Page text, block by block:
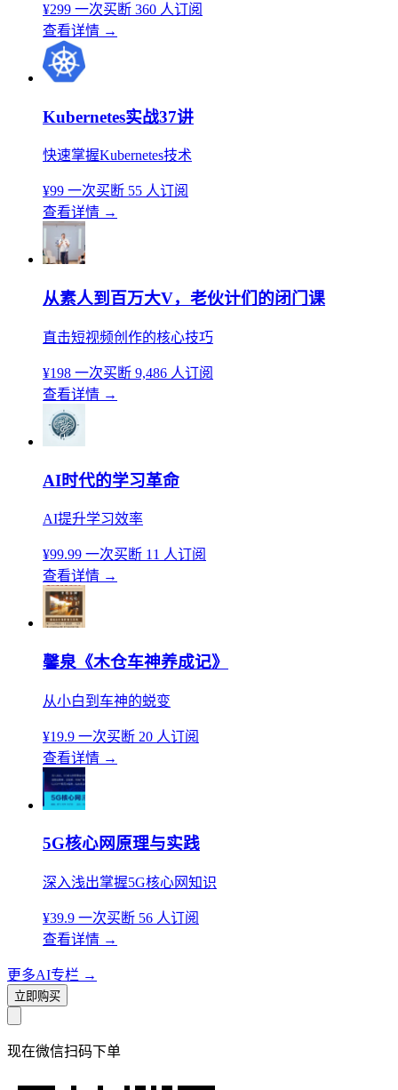
¥299 一次买断 360 人订阅
查看详情 →
Kubernetes实战37讲
快速掌握Kubernetes技术
¥99 一次买断 55 人订阅
查看详情 →
从素人到百万大V，老伙计们的闭门课
直击短视频创作的核心技巧
¥198 一次买断 9,486 人订阅
查看详情 →
AI时代的学习革命
AI提升学习效率
¥99.99 一次买断 11 人订阅
查看详情 →
馨泉《木仓车神养成记》
从小白到车神的蜕变
¥19.9 一次买断 20 人订阅
查看详情 →
5G核心网原理与实践
深入浅出掌握5G核心网知识
¥39.9 一次买断 56 人订阅
查看详情 →
更多AI专栏 →
立即购买
现在微信扫码下单